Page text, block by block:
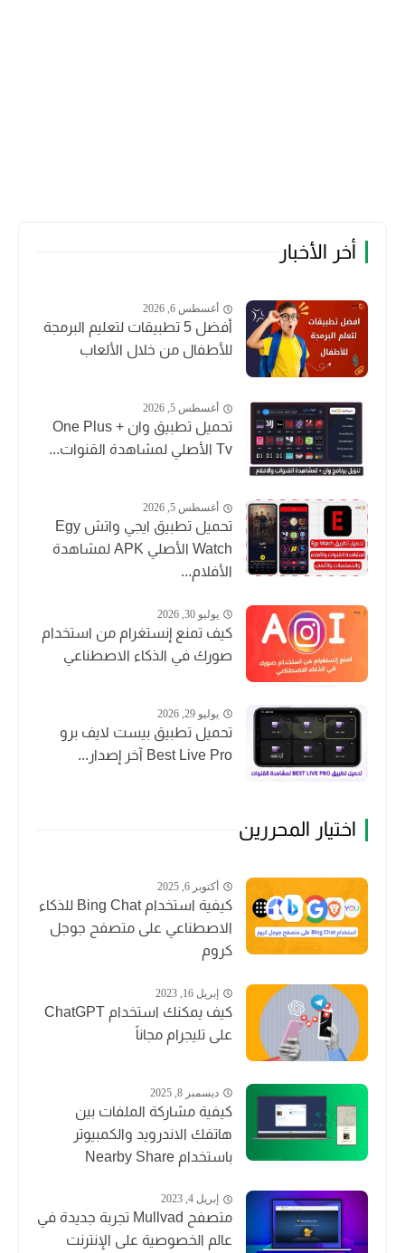
أخر الأخبار
أغسطس 6, 2026
أفضل 5 تطبيقات لتعليم البرمجة
للأطفال من خلال الألعاب
أغسطس 5, 2026
تحميل تطبيق وان + One Plus
Tv الأصلي لمشاهدة القنوات...
أغسطس 5, 2026
تحميل تطبيق ايجي واتش Egy
Watch الأصلي APK لمشاهدة
الأفلام...
يوليو 30, 2026
كيف تمنع إنستغرام من استخدام
صورك في الذكاء الاصطناعي
يوليو 29, 2026
تحميل تطبيق بيست لايف برو
Best Live Pro آخر إصدار...
اختيار المحررين
أكتوبر 6, 2025
كيفية استخدام Bing Chat للذكاء
الاصطناعي على متصفح جوجل
كروم
إبريل 16, 2023
كيف يمكنك استخدام ChatGPT
على تليجرام مجاناً
ديسمبر 8, 2025
كيفية مشاركة الملفات بين
هاتفك الاندرويد والكمبيوتر
باستخدام Nearby Share
إبريل 4, 2023
متصفح Mullvad تجربة جديدة في
عالم الخصوصية على الإنترنت